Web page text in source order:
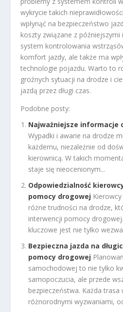
wykrycie takich
wpłynąć na bezpieczeństwo
koszty związane z
system kontrolowania
komfort jazdy, ale także ma
technologie pojazdu. Warto to
groźnych sytuacji na drodze i
jazdą przez długi czas.
Podobne posty:
Najważniejsze informacje
Wypadki i awarie na drodze
każdemu, niezależnie od
kierownicą. W takich
staje się nieocenionym...
Odpowiedzialność
pomocy drogowej
różne trudności na drodze,
interwencji pomocy
kluczowe jest nie tylko
Bezpieczna jazda na
pomocy drogowej
samochodowej to nie tylko
samopoczucia, ale przede
bezpieczeństwa. Każda trasa
różnorodnymi wyzwaniami,